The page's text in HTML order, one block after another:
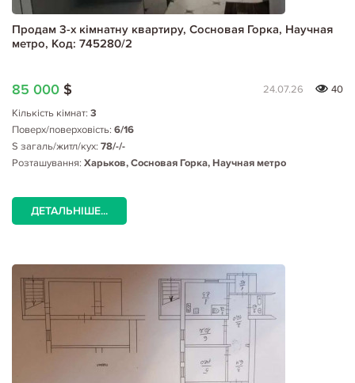
Продам 3-х кімнатну квартиру, Сосновая Горка, Научная
метро, Код: 745280/2
85 000 $ 24.07.26
40
Кількість кімнат: 3
Поверх/поверховість: 6/16
S загаль/житл/кух: 78/-/-
Розташування: Харьков, Сосновая Горка, Научная метро
ДЕТАЛЬНІШЕ...